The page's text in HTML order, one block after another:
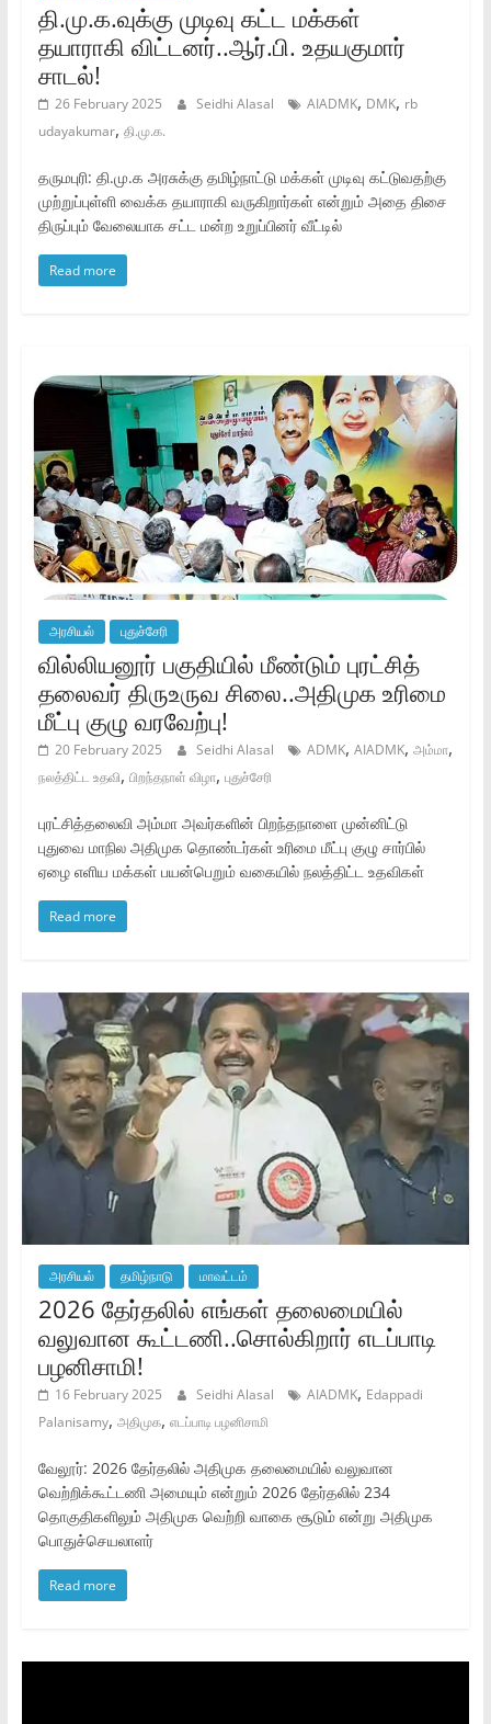
தி.மு.க.வுக்கு முடிவு கட்ட மக்கள்
தயாராகி விட்டனர்..ஆர்.பி. உதயகுமார்
சாடல்!
26 February 2025 Seidhi Alasal AIADMK, DMK, rb
udayakumar, தி.மு.க.
தருமபுரி: தி.மு.க அரசுக்கு தமிழ்நாட்டு மக்கள் முடிவு கட்டுவதற்கு
முற்றுப்புள்ளி வைக்க தயாராகி வருகிறார்கள் என்றும் அதை திசை
திருப்பும் வேலையாக சட்ட மன்ற உறுப்பினர் வீட்டில்
Read more
அரசியல் புதுச்சேரி
வில்லியனூர் பகுதியில் மீண்டும் புரட்சித்
தலைவர் திருஉருவ சிலை..அதிமுக உரிமை
மீட்பு குழு வரவேற்பு!
20 February 2025 Seidhi Alasal ADMK, AIADMK, அம்மா,
நலத்திட்ட உதவி, பிறந்தநாள் விழா, புதுச்சேரி
புரட்சித்தலைவி அம்மா அவர்களின் பிறந்தநாளை முன்னிட்டு
புதுவை மாநில அதிமுக தொண்டர்கள் உரிமை மீட்பு குழு சார்பில்
ஏழை எளிய மக்கள் பயன்பெறும் வகையில் நலத்திட்ட உதவிகள்
Read more
அரசியல் தமிழ்நாடு மாவட்டம்
2026 தேர்தலில் எங்கள் தலைமையில்
வலுவான கூட்டணி..சொல்கிறார் எடப்பாடி
பழனிசாமி!
16 February 2025 Seidhi Alasal AIADMK, Edappadi
Palanisamy, அதிமுக, எடப்பாடி பழனிசாமி
வேலூர்: 2026 தேர்தலில் அதிமுக தலைமையில் வலுவான
வெற்றிக்கூட்டணி அமையும் என்றும் 2026 தேர்தலில் 234
தொகுதிகளிலும் அதிமுக வெற்றி வாகை சூடும் என்று அதிமுக
பொதுச்செயலாளர்
Read more